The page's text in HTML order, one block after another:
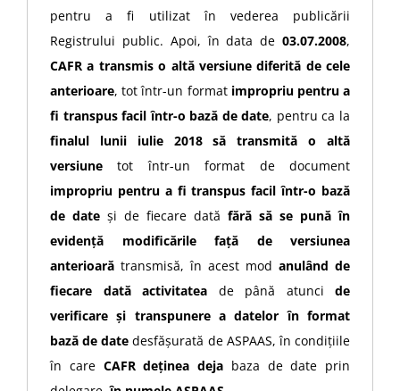
pentru a fi utilizat în vederea publicării
Registrului public. Apoi, în data de 03.07.2008,
CAFR a transmis o altă versiune diferită de cele
anterioare, tot într-un format impropriu pentru a
fi transpus facil într-o bază de date, pentru ca la
finalul lunii iulie 2018
să transmită o altă
versiune tot într-un format de document
impropriu pentru a fi transpus facil într-o bază
de date și de fiecare dată fără să se pună în
evidență modificările față de versiunea
anterioară transmisă, în acest mod anulând de
fiecare dată activitatea de până atunci de
verificare și transpunere a datelor în format
bază de datedesfășurată de ASPAAS, în condițiile
în care CAFR deținea deja baza de date prin